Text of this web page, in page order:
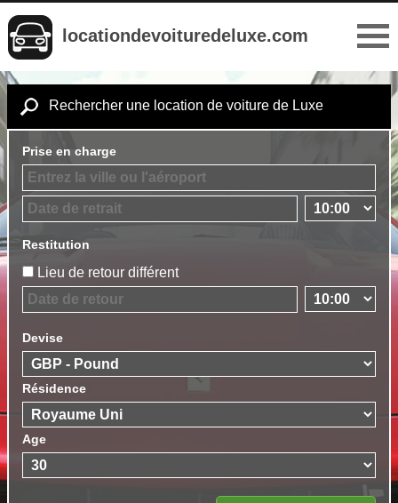
locationdevoituredeluxe.com
Rechercher une location de voiture de Luxe
Prise en charge
Restitution
Lieu de retour différent
Devise
Résidence
Age